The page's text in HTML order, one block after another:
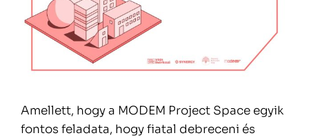
Amellett, hogy a MODEM Project Space egyik
fontos feladata, hogy fiatal debreceni és